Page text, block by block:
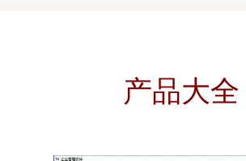
产品大全